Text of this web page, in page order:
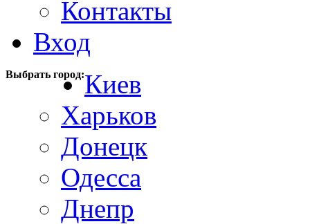
Контакты
Вход
Выбрать город:Киев
Харьков
Донецк
Одесса
Днепр